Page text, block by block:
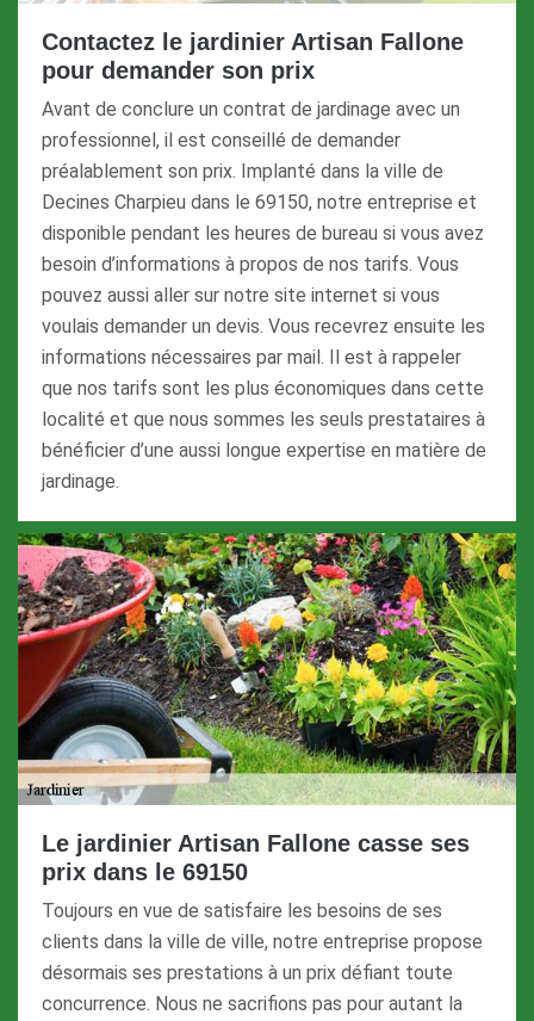
Contactez le jardinier Artisan Fallone
pour demander son prix
Avant de conclure un contrat de jardinage avec un
professionnel, il est conseillé de demander
préalablement son prix. Implanté dans la ville de
Decines Charpieu dans le 69150, notre entreprise et
disponible pendant les heures de bureau si vous avez
besoin d’informations à propos de nos tarifs. Vous
pouvez aussi aller sur notre site internet si vous
voulais demander un devis. Vous recevrez ensuite les
informations nécessaires par mail. Il est à rappeler
que nos tarifs sont les plus économiques dans cette
localité et que nous sommes les seuls prestataires à
bénéficier d’une aussi longue expertise en matière de
jardinage.
Le jardinier Artisan Fallone casse ses
prix dans le 69150
Toujours en vue de satisfaire les besoins de ses
clients dans la ville de ville, notre entreprise propose
désormais ses prestations à un prix défiant toute
concurrence. Nous ne sacrifions pas pour autant la